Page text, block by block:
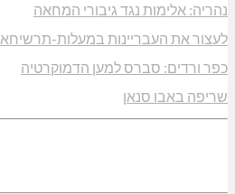
נהריה: אלימות נגד גיבורי המחאה
לעצור את העבריינות במעלות-תרשיחא
כפר ורדים: סברס למען הדמוקרטיה
שריפה באבו סנאן